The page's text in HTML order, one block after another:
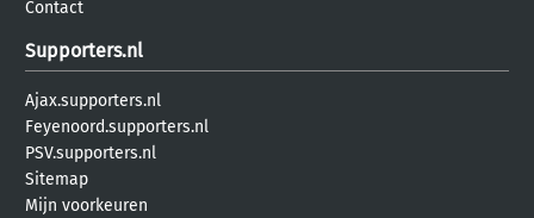
Contact
Supporters.nl
Ajax.supporters.nl
Feyenoord.supporters.nl
PSV.supporters.nl
Sitemap
Mijn voorkeuren